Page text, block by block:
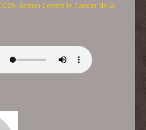
Action Contre le Cancer de la